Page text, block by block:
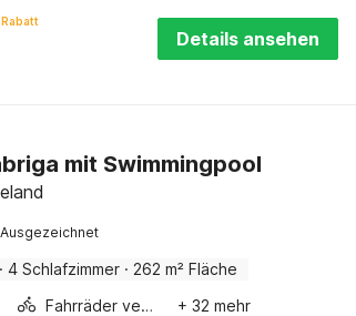
Rabatt
Details ansehen
mit Swimmingpool
Ausgezeichnet
· 4 Schlafzimmer · 262 m² Fläche
Fahrräder verfügbar
+ 32 mehr